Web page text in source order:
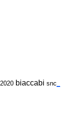
biaccabi snc